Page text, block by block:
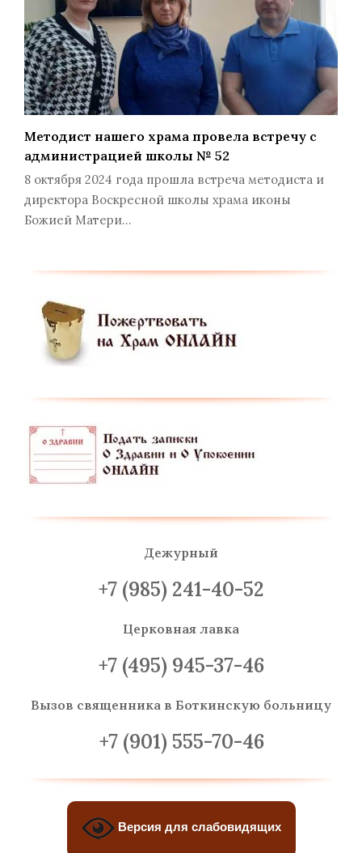
Методист нашего храма провела встречу с
администрацией школы № 52
8 октября 2024 года прошла встреча методиста и
директора Воскресной школы храма иконы
Божией Матери…
Дежурный
+7 (985) 241-40-52
Церковная лавка
+7 (495) 945-37-46
Вызов священника в Боткинскую больницу
+7 (901) 555-70-46
Версия для слабовидящих